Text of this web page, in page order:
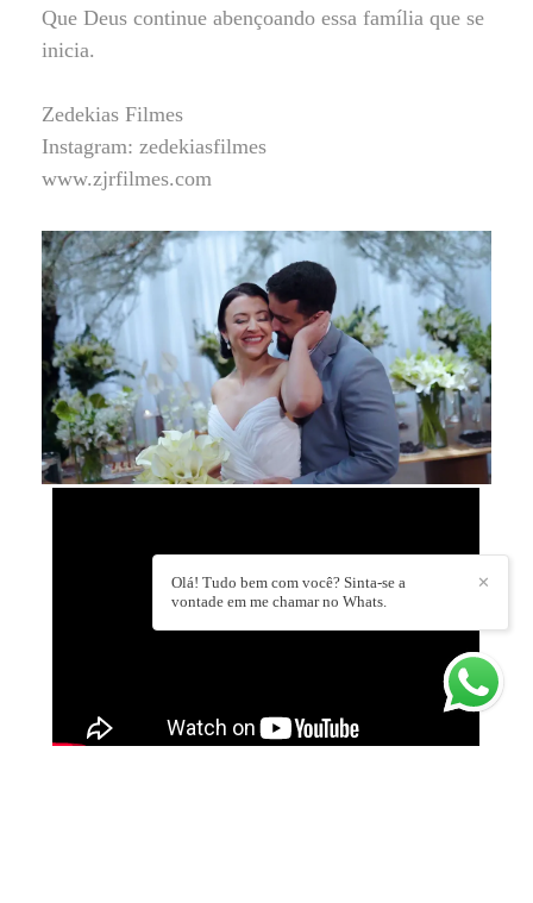
Que Deus continue abençoando essa família que se
inicia.
Zedekias Filmes
Instagram: zedekiasfilmes
www.zjrfilmes.com
✕
Olá! Tudo bem com você? Sinta-se a
vontade em me chamar no Whats.